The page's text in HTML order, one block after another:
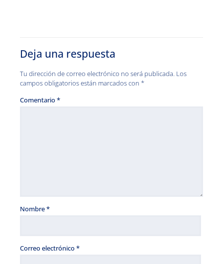
Deja una respuesta
Tu dirección de correo electrónico no será publicada. Los
campos obligatorios están marcados con *
Comentario*
Nombre*
Correo electrónico*